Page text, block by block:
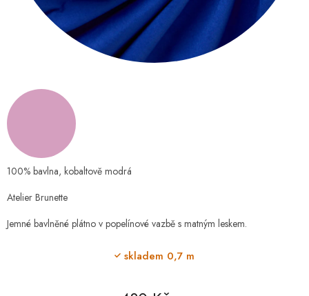
skladem 0,7 m
100% bavlna, kobaltově modrá
Atelier Brunette
Jemné bavlněné plátno v popelínové vazbě s matným leskem.